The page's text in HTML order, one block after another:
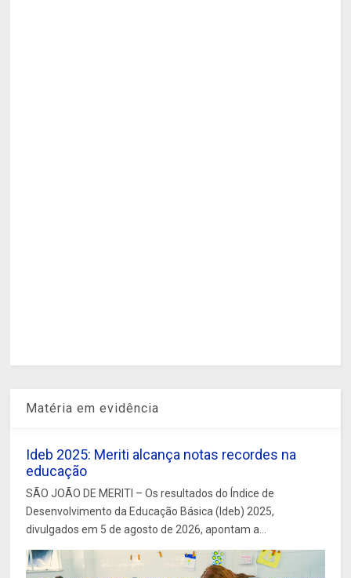
Matéria em evidência
Ideb 2025: Meriti alcança notas recordes na
educação
SÃO JOÃO DE MERITI – Os resultados do Índice de
Desenvolvimento da Educação Básica (Ideb) 2025,
divulgados em 5 de agosto de 2026, apontam a...